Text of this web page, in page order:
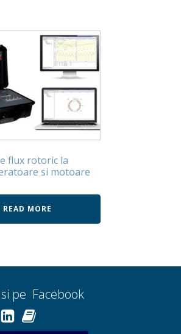
flux rotoric la
si motoare
READ MORE
pe Facebook